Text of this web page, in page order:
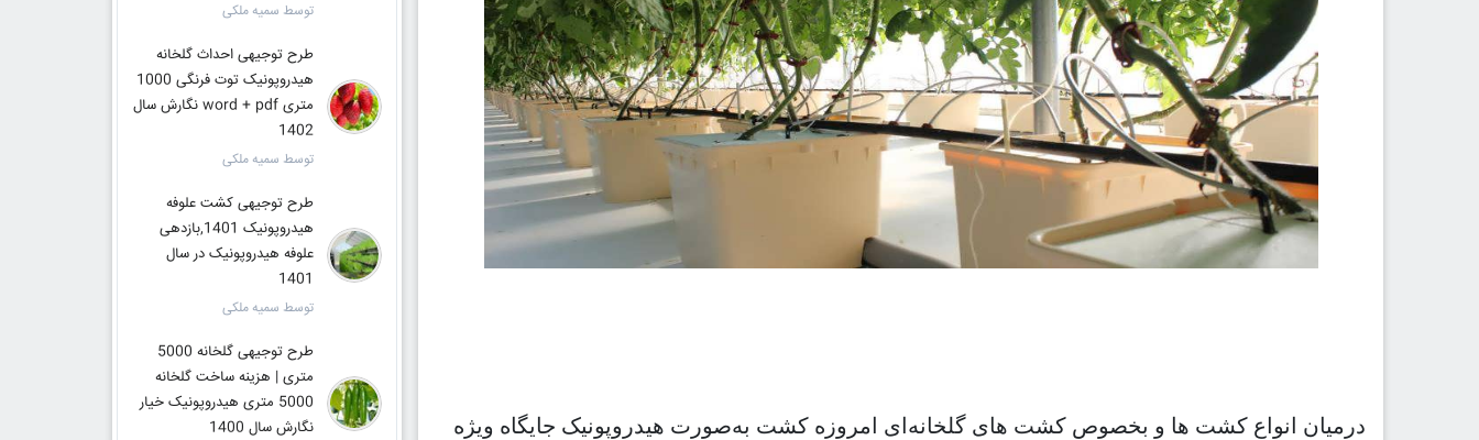
درمیان انواع کشت ها و بخصوص کشت های گلخانه‌ای امروزه کشت به‌صورت هیدروپونیک جایگاه ویژه
توسط سمیه ملکی
طرح توجیهی احداث گلخانه
هیدروپونیک توت فرنگی 1000
متری word + pdf نگارش سال
1402
توسط سمیه ملکی
طرح توجیهی کشت علوفه
هیدروپونیک 1401,بازدهی
علوفه هیدروپونیک در سال
1401
توسط سمیه ملکی
طرح توجیهی گلخانه 5000
متری | هزینه ساخت گلخانه
5000 متری هیدروپونیک خیار
نگارش سال 1400